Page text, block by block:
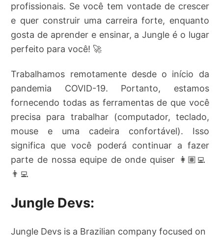
profissionais. Se você tem vontade de crescer
e quer construir uma carreira forte, enquanto
gosta de aprender e ensinar, a Jungle é o lugar
perfeito para você! 🚀
Trabalhamos remotamente desde o início da
pandemia COVID-19. Portanto, estamos
fornecendo todas as ferramentas de que você
precisa para trabalhar (computador, teclado,
mouse e uma cadeira confortável). Isso
significa que você poderá continuar a fazer
parte de nossa equipe de onde quiser 👩🏽‍💻
👨‍💻
Jungle Devs:
Jungle Devs is a Brazilian company focused on